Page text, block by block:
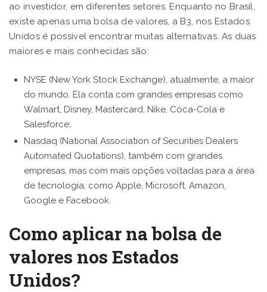
ao investidor, em diferentes setores. Enquanto no Brasil,
existe apenas uma bolsa de valores, a B3, nos Estados
Unidos é possível encontrar muitas alternativas. As duas
maiores e mais conhecidas são:
NYSE (New York Stock Exchange), atualmente, a maior
do mundo. Ela conta com grandes empresas como
Walmart, Disney, Mastercard, Nike, Coca-Cola e
Salesforce;
Nasdaq (National Association of Securities Dealers
Automated Quotations), também com grandes
empresas, mas com mais opções voltadas para a área
de tecnologia, como Apple, Microsoft, Amazon,
Google e Facebook.
Como aplicar na bolsa de
valores nos Estados
Unidos?